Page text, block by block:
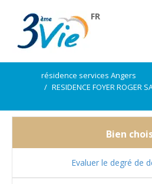
FR
résidence services Angers
RESIDENCE FOYER ROGER
Bien
Evaluer le degré de